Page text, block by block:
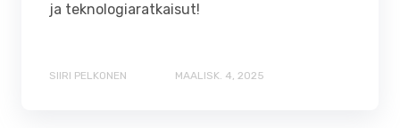
ja teknologiaratkaisut!
SIIRI PELKONEN MAALISK. 4, 2025